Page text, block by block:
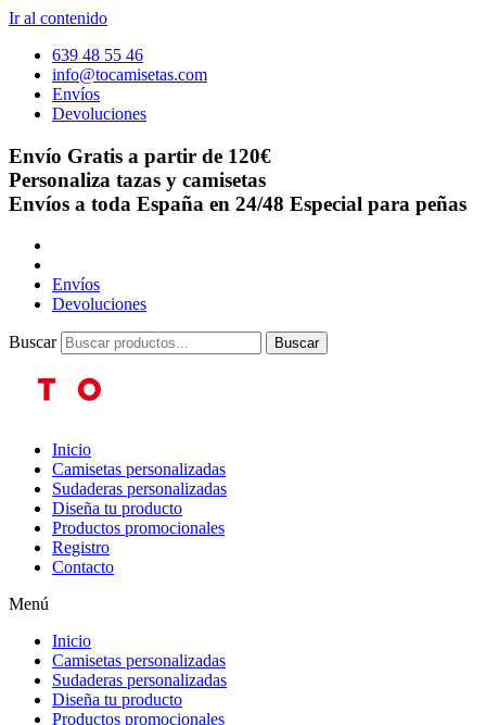
Ir al contenido
639 48 55 46
info@tocamisetas.com
Envíos
Devoluciones
Envío Gratis a partir de 120€
Personaliza tazas y camisetas
Envíos a toda España en 24/48 Especial para peñas
Envíos
Devoluciones
Buscar Buscar
Inicio
Camisetas personalizadas
Sudaderas personalizadas
Diseña tu producto
Productos promocionales
Registro
Contacto
Menú
Inicio
Camisetas personalizadas
Sudaderas personalizadas
Diseña tu producto
Productos promocionales